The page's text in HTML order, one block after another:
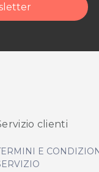
clienti
E